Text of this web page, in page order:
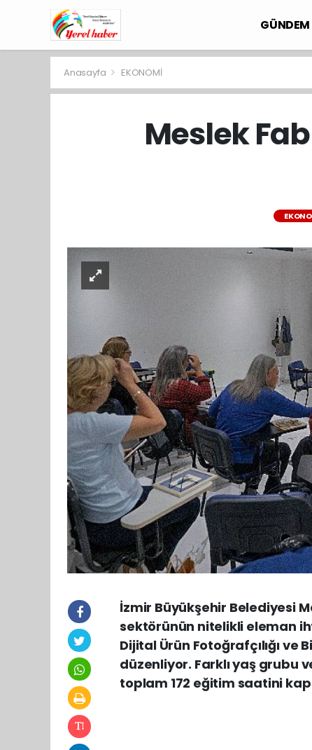
GÜNDEM
Anasayfa EKONOMİ
Meslek
İzmir Büyükşehir Belediyesi
sektörünün nitelikli eleman
Dijital Ürün Fotoğrafçılığı ve
düzenliyor. Farklı yaş grubu
toplam 172 eğitim saatini